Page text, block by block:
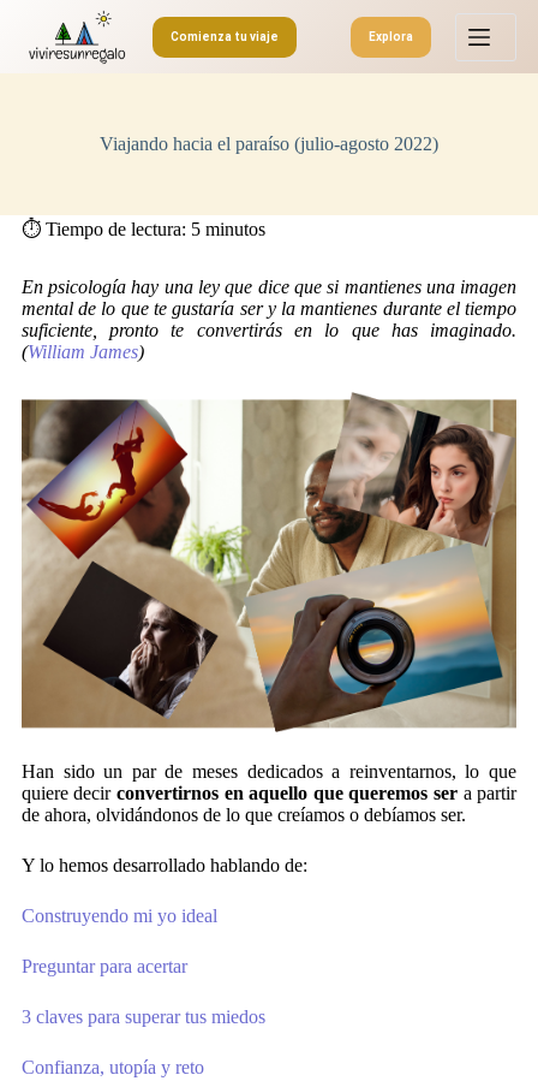
o
n
e
n
i
d
o
Comienza tu viaje Explora
Viajando hacia el paraíso (julio-agosto 2022)
⏱️ Tiempo de lectura: 5 minutos
En psicología hay una ley que dice que si mantienes una imagen
mental de lo que te gustaría ser y la mantienes durante el tiempo
suficiente, pronto te convertirás en lo que has imaginado.
(William James)
Han sido un par de meses dedicados a reinventarnos, lo que
quiere decirconvertirnos en aquello que queremos sera partir
de ahora, olvidándonos de lo que creíamos o debíamos ser.
Y lo hemos desarrollado hablando de:
Construyendo mi yo ideal
Preguntar para acertar
3 claves para superar tus miedos
Confianza, utopía y reto